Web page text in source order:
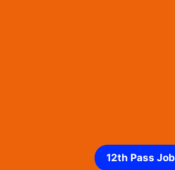
12th Pass Job